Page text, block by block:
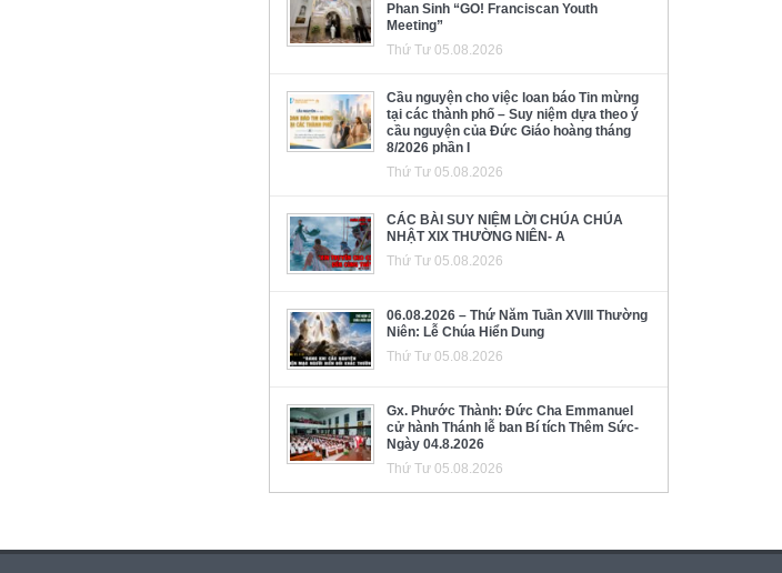
Phan Sinh “GO! Franciscan Youth
Meeting”
Thứ Tư 05.08.2026
Cầu nguyện cho việc loan báo Tin mừng
tại các thành phố – Suy niệm dựa theo ý
cầu nguyện của Đức Giáo hoàng tháng
8/2026 phần I
Thứ Tư 05.08.2026
CÁC BÀI SUY NIỆM LỜI CHÚA CHÚA
NHẬT XIX THƯỜNG NIÊN- A
Thứ Tư 05.08.2026
06.08.2026 – Thứ Năm Tuần XVIII Thường
Niên: Lễ Chúa Hiển Dung
Thứ Tư 05.08.2026
Gx. Phước Thành: Đức Cha Emmanuel
cử hành Thánh lễ ban Bí tích Thêm Sức-
Ngày 04.8.2026
Thứ Tư 05.08.2026